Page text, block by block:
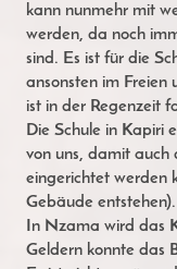
kann nunmehr mit
werden, da noch
sind. Es ist für die
ansonsten im Freien
ist in der Regenzeit
Die Schule in Kapiri
von uns, damit auch
eingerichtet werden
Gebäude entstehen).
In Nzama wird das
Geldern konnte das